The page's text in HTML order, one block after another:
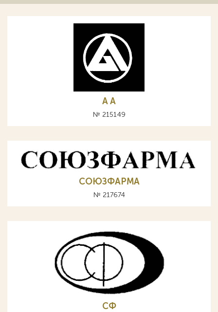
A А
№ 215149
СОЮЗФАРМА
№ 217674
СФ